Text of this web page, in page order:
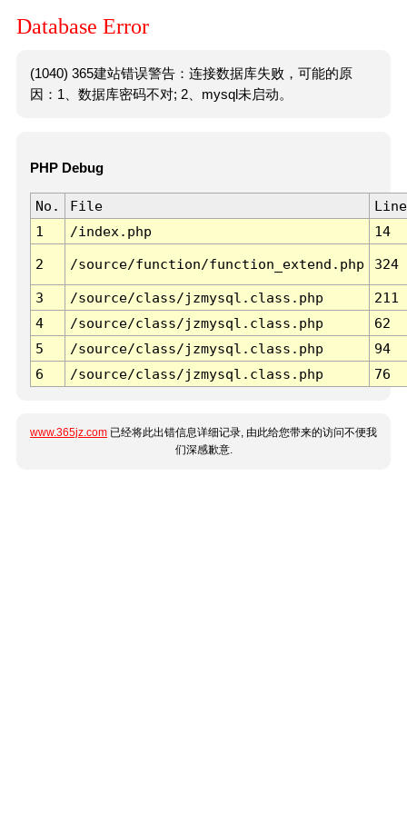
Database Error
(1040) 365建站错误警告：连接数据库失败，可能的原
因：1、数据库密码不对; 2、mysql未启动。
PHP Debug
No. File
Line
1
/index.php 14
2 /source/function/function_extend.php 324
3 /source/class/jzmysql.class.php
211
4
/source/class/jzmysql.class.php
62
5
/source/class/jzmysql.class.php
94
6
/source/class/jzmysql.class.php 76
www.365jz.com 已经将此出错信息详细记录, 由此给您带来的访问不便我
们深感歉意.